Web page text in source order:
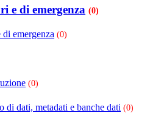
e di emergenza (0)
emergenza (0)
(0)
di dati, metadati e banche dati (0)